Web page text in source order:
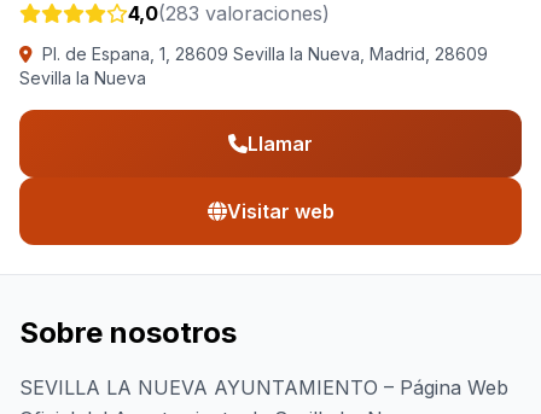
4,0(283 valoraciones)
Pl. de Espana, 1, 28609 Sevilla la Nueva, Madrid, 28609
Sevilla la Nueva
Llamar
Visitar web
Sobre nosotros
SEVILLA LA NUEVA AYUNTAMIENTO – Página Web